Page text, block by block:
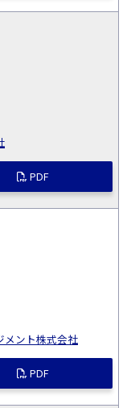
PDF
メント株式会社
PDF